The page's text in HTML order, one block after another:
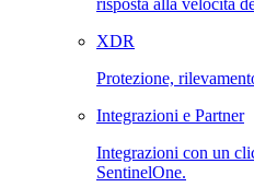
risposta alla velocità
XDR
Protezione,
Integrazioni e Partner
Integrazioni con un
SentinelOne.